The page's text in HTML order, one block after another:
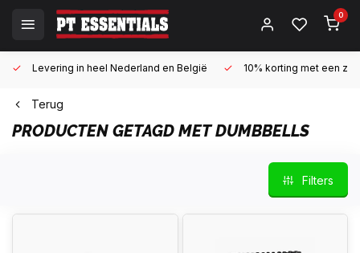
0
Levering in heel Nederland en België 10% korting met een
Terug
PRODUCTEN GETAGD MET DUMBBELLS
Filters